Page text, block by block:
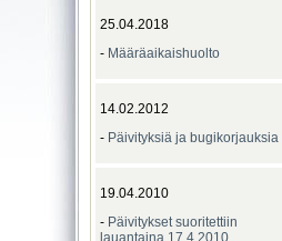
25.04.2018
- Määräaikaishuolto
14.02.2012
- Päivityksiä ja bugikorjauksia
19.04.2010
- Päivitykset suoritettiin
lauantaina 17.4.2010